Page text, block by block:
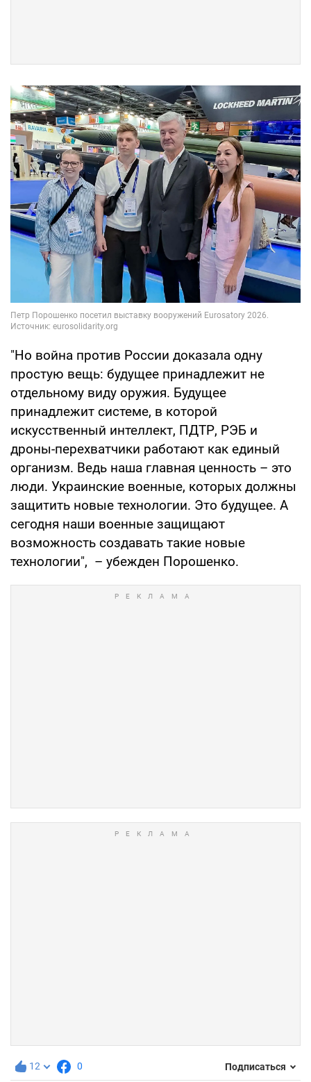
"Но война против России доказала одну
простую вещь: будущее принадлежит не
отдельному виду оружия. Будущее
принадлежит системе, в которой
искусственный интеллект, ПДТР, РЭБ и
дроны-перехватчики работают как единый
организм. Ведь наша главная ценность – это
люди. Украинские военные, которых должны
защитить новые технологии. Это будущее. А
сегодня наши военные защищают
возможность создавать такие новые
технологии", – убежден Порошенко.
12 0 Подписаться